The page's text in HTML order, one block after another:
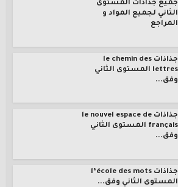
جميع جذاذات المستوى
الثاني لجميع المواد و
المراجع
جذاذات le chemin des
lettres المستوى الثاني
وفق...
جذاذات le nouvel espace de
français المستوى الثاني
وفق...
جذاذات l’école des mots
المستوى الثاني وفق...